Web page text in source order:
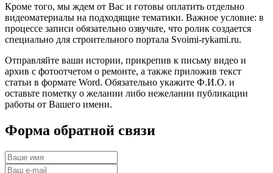
Кроме того, мы ждем от Вас и готовы оплатить отдельно
видеоматериалы на подходящие тематики. Важное условие: в
процессе записи обязательно озвучьте, что ролик создается
специально для строительного портала Svoimi-rykami.ru.
Отправляйте ваши истории, прикрепив к письму видео и
архив с фотоотчетом о ремонте, а также приложив текст
статьи в формате Word. Обязательно укажите Ф.И.О. и
оставьте пометку о желании либо нежелании публикации
работы от Вашего имени.
Форма обратной связи